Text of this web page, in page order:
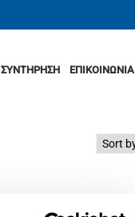
ΣΥΝΤΗΡΗΣΗ ΕΠΙΚΟΙΝΩΝΙΑ